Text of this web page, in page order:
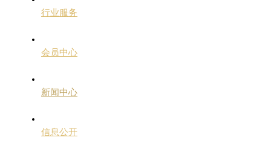
行业服务
会员中心
新闻中心
信息公开